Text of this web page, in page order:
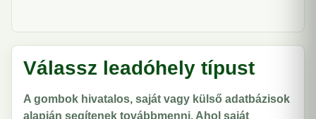
Válassz leadóhely típust
A gombok hivatalos, saját vagy külső adatbázisok
alapján segítenek továbbmenni. Ahol saját